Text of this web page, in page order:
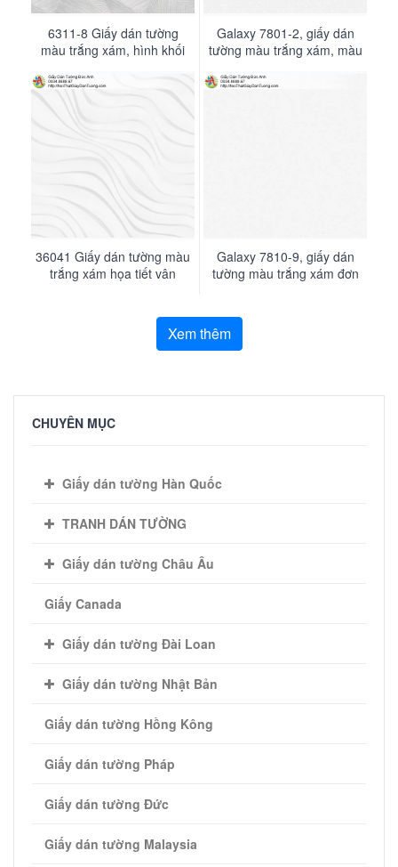
CHUYÊN MỤC
Giấy dán tường Hàn Quốc
TRANH DÁN TƯỜNG
Giấy dán tường Châu Âu
Giấy Canada
Giấy dán tường Đài Loan
Giấy dán tường Nhật Bản
Giấy dán tường Hồng Kông
Giấy dán tường Pháp
Giấy dán tường Đức
Giấy dán tường Malaysia
6311-8 Giấy dán tường
màu trắng xám, hình khối
Galaxy 7801-2, giấy dán
tường màu trắng xám, màu
36041 Giấy dán tường màu
trắng xám họa tiết vân
Galaxy 7810-9, giấy dán
tường màu trắng xám đơn
Galaxy 7816-1, giấy dán
tường màu trắng xám, màu
1101-3 Giấy dán tường
màu trắng xám vân kem
34515-1 Giấy dán tường
màu trắng xám sọc đứng
The View 9813-5, giấy dán
tường màu trắng xám, xám
Xem thêm